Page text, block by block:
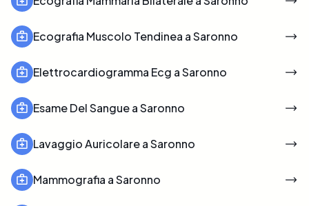
Ecografia Muscolo Tendinea a Saronno
Elettrocardiogramma Ecg a Saronno
Esame Del Sangue a Saronno
Lavaggio Auricolare a Saronno
Mammografia a Saronno